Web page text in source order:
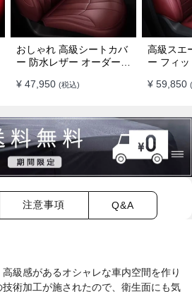
おしゃれ 高級シートカバ
ー 防水レザー オーダーメ
全席セット
¥ 47,950 (税込)
高級スエ
ー フィ
全席セッ
¥ 59,850
注意事項 Q&A
級感があるオシャレな車内空間を作り
術加工が施されたので、衛生面にも気